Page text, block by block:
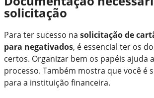
solicitação
Para ter sucesso na solicitação de
para negativados, é essencial ter os
certos. Organizar bem os papéis ajuda
processo. Também mostra que você é
para a instituição financeira.